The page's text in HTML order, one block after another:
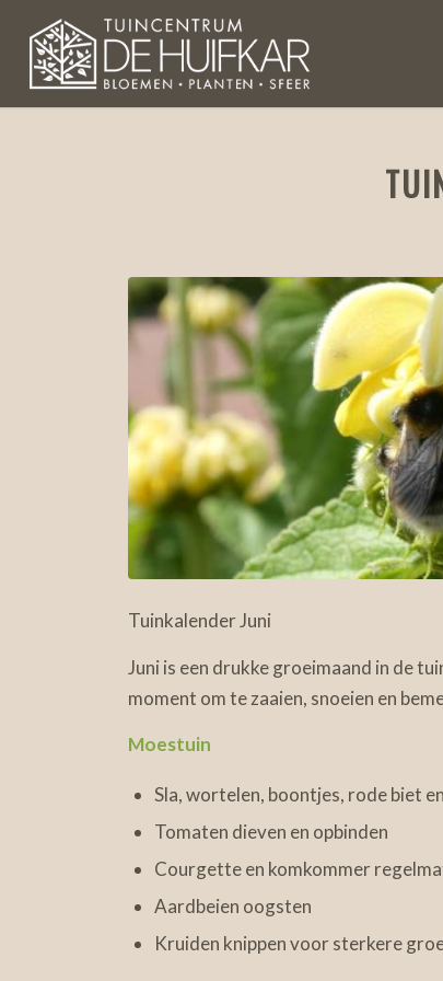
Tuinkalender Juni
Juni is een drukke groeimaand in de
moment om te zaaien, snoeien en
Moestuin
Sla, wortelen, boontjes, rode biet
Tomaten dieven en opbinden
Courgette en komkommer
Aardbeien oogsten
Kruiden knippen voor sterkere